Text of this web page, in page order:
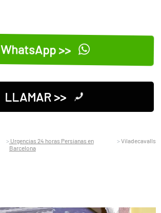
WhatsApp >>
LLAMAR >>
Urgencias 24 horas Persianas en
Barcelona
Viladecavalls